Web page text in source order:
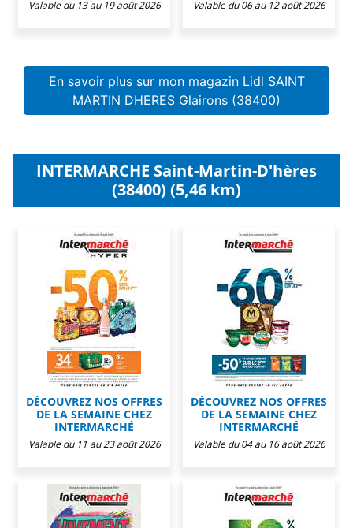
Valable du 13 au 19 août 2026 Valable du 06 au 12 août 2026
En savoir plus sur mon magazin Lidl SAINT
MARTIN DHERES Glairons (38400)
INTERMARCHE Saint-Martin-D'hères
(38400) (5,46 km)
DÉCOUVREZ NOS OFFRES
DE LA SEMAINE CHEZ
INTERMARCHÉ
Valable du 11 au 23 août 2026
DÉCOUVREZ NOS OFFRES
DE LA SEMAINE CHEZ
INTERMARCHÉ
Valable du 04 au 16 août 2026